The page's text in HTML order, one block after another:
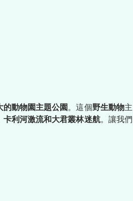
的動物園主題公園。這個野生動物主
卡利河激流和大君叢林迷航。讓我們